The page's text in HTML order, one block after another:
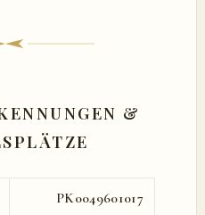
&
PK0049601017